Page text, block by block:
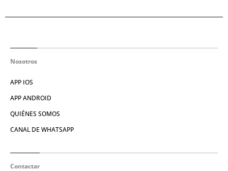
Nosotros
APP IOS
APP ANDROID
QUIÉNES SOMOS
CANAL DE WHATSAPP
Contactar